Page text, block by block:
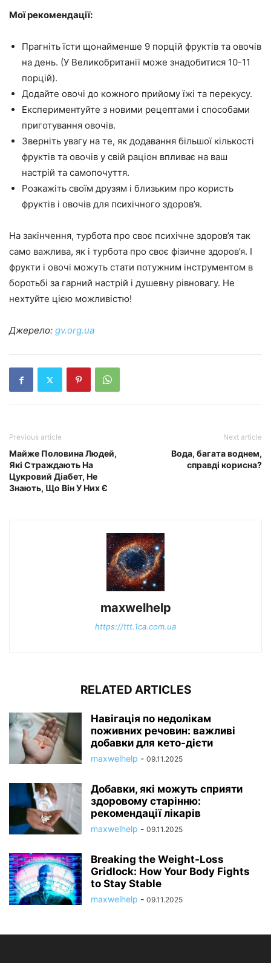
Мої рекомендації:
Прагніть їсти щонайменше 9 порцій фруктів та овочів
на день. (У Великобританії може знадобитися 10-11
порцій).
Додайте овочі до кожного прийому їжі та перекусу.
Експериментуйте з новими рецептами і способами
приготування овочів.
Зверніть увагу на те, як додавання більшої кількості
фруктів та овочів у свій раціон впливає на ваш
настрій та самопочуття.
Розкажіть своїм друзям і близьким про користь
фруктів і овочів для психічного здоров’я.
На закінчення, турбота про своє психічне здоров’я так
само важлива, як і турбота про своє фізичне здоров’я. І
фрукти і овочі можуть стати потужним інструментом в
боротьбі за гарний настрій і душевну рівновагу. Не
нехтуйте цією можливістю!
Джерело: gv.org.ua
Previous article
Майже Половина Людей,
Які Страждають На
Цукровий Діабет, Не
Знають, Що Він У Них Є
Next article
Вода, багата воднем,
справді корисна?
maxwelhelp
https://ttt.1ca.com.ua
RELATED ARTICLES
Навігація по недолікам
поживних речовин: важливі
добавки для кето-дієти
maxwelhelp - 09.11.2025
Добавки, які можуть сприяти
здоровому старінню:
рекомендації лікарів
maxwelhelp - 09.11.2025
Breaking the Weight-Loss
Gridlock: How Your Body Fights
to Stay Stable
maxwelhelp - 09.11.2025